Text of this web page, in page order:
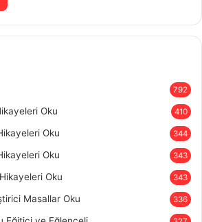
792
Oku 410
Oku 344
Oku 343
Oku 343
Masallar Oku 336